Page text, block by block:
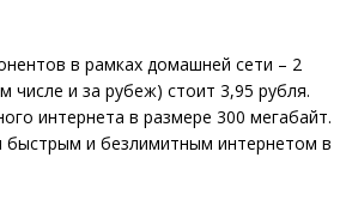
в рамках домашней сети – 2
и за рубеж) стоит 3,95 рубля.
интернета в размере 300 мегабайт.
быстрым и безлимитным интернетом в